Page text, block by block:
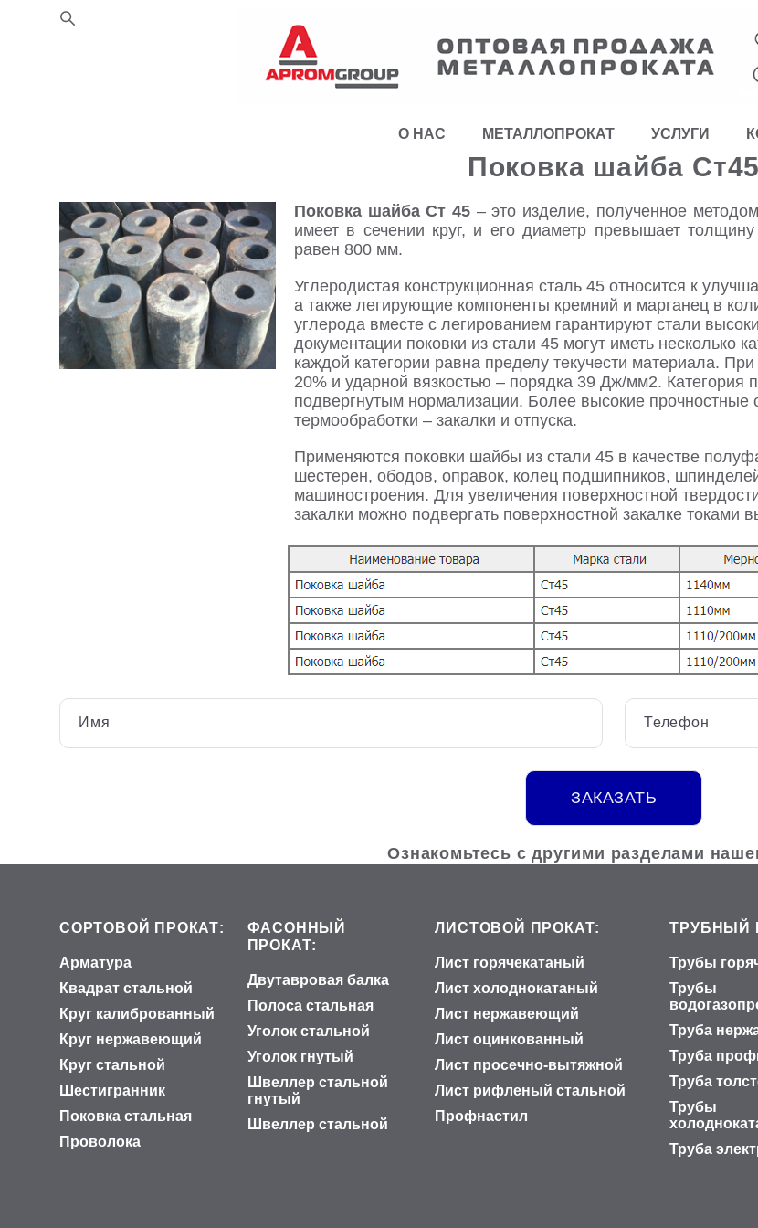
О НАС МЕТАЛЛОПРОКАТ УСЛУГИ
Поковка шайба Ст45
Поковка шайба Ст 45 – это изделие, полученное
имеет в сечении круг, и его диаметр превышает
равен 800 мм.
Углеродистая конструкционная сталь 45 относится к
а также легирующие компоненты кремний и марганец в
углерода вместе с легированием гарантируют стали
документации поковки из стали 45 могут иметь несколько
каждой категории равна пределу текучести материала.
20% и ударной вязкостью – порядка 39 Дж/мм2. Категория
подвергнутым нормализации. Более высокие прочностные
термообработки – закалки и отпуска.
Применяются поковки шайбы из стали 45 в качестве
шестерен, ободов, оправок, колец подшипников,
машиностроения. Для увеличения поверхностной
закалки можно подвергать поверхностной закалке токами
Имя Телефон
ЗАКАЗАТЬ
Ознакомьтесь с другими разделами
СОРТОВОЙ ПРОКАТ:
Арматура
Квадрат стальной
Круг калиброванный
Круг нержавеющий
Круг стальной
Шестигранник
Поковка стальная
Проволока
ФАСОННЫЙ
ПРОКАТ:
Двутавровая балка
Полоса стальная
Уголок стальной
Уголок гнутый
Швеллер стальной
гнутый
Швеллер стальной
ЛИСТОВОЙ ПРОКАТ:
Лист горячекатаный
Лист холоднокатаный
Лист нержавеющий
Лист оцинкованный
Лист просечно-вытяжной
Лист рифленый стальной
Профнастил
ТРУБНЫЙ
Трубы
Трубы
Труба
Труба
Труба
Трубы
Труба